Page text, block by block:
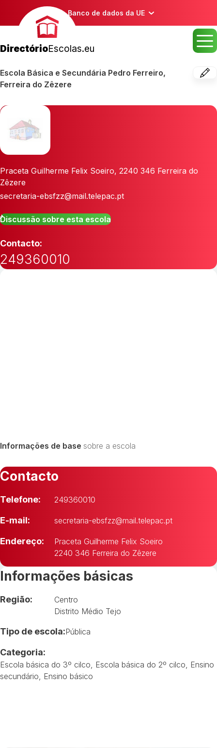
Banco de dados da UE
DirectórioEscolas.eu
Escola Básica e Secundária Pedro Ferreiro,
Ferreira do Zêzere
Praceta Guilherme Felix Soeiro, 2240 346 Ferreira do
Zêzere
secretaria-ebsfzz@mail.telepac.pt
Discussão sobre esta escola
Contacto:
249360010
Informações de base sobre a escola
Contacto
Telefone: 249360010
E-mail: secretaria-ebsfzz@mail.telepac.pt
Endereço:
Praceta Guilherme Felix Soeiro
2240 346 Ferreira do Zêzere
Informações básicas
Região:
Centro
Distrito Médio Tejo
Tipo de escola:Pública
Categoria:
Escola básica do 3º cilco Escola básica do 2º cilco Ensino
secundário Ensino básico